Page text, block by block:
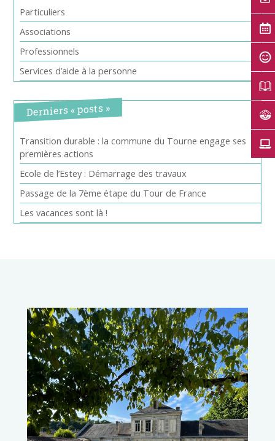
Particuliers
Associations
Professionnels
Services d’aide à la personne
Derniers « posts »
Transition durable : la commune du Tourne engage ses
premières actions
Ecole de l’Estey : Démarrage des travaux
Passage de la 7ème étape du Tour de France
Les vacances sont là !